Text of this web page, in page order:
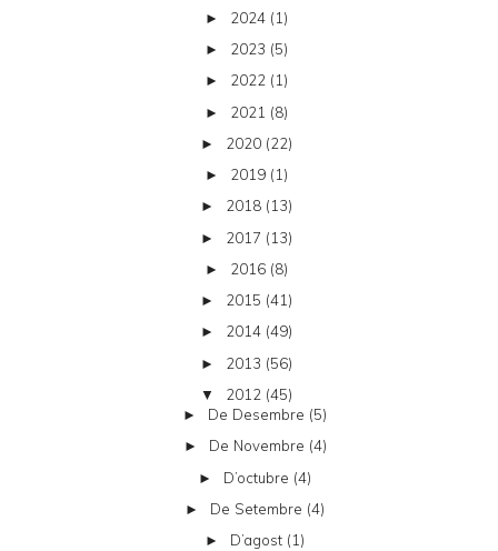
► 2024 (1)
► 2023 (5)
► 2022 (1)
► 2021 (8)
► 2020 (22)
► 2019 (1)
► 2018 (13)
► 2017 (13)
► 2016 (8)
► 2015 (41)
► 2014 (49)
► 2013 (56)
▼ 2012 (45)
► De Desembre (5)
► De Novembre (4)
► D’octubre (4)
► De Setembre (4)
► D’agost (1)